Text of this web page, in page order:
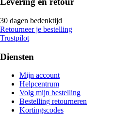
30 dagen bedenktijd
Retourneer je bestelling
Trustpilot
Diensten
Mijn account
Helpcentrum
Volg mijn bestelling
Bestelling retourneren
Kortingscodes